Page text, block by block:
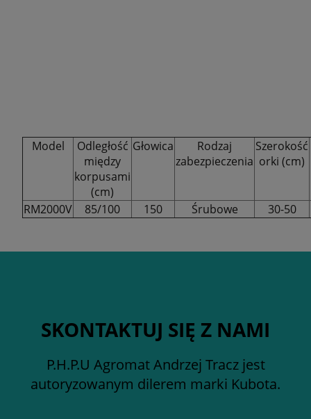
Model
Odległość
między
korpusami
(cm)
Głowica
Rodzaj
zabezpieczenia
Szerokość
orki (cm)
RM2000V 85/100 150 Śrubowe 30-50
SKONTAKTUJ SIĘ Z NAMI
P.H.P.U Agromat Andrzej Tracz jest
autoryzowanym dilerem marki Kubota.